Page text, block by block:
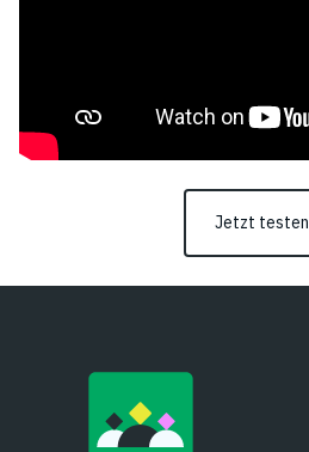
Jetzt testen